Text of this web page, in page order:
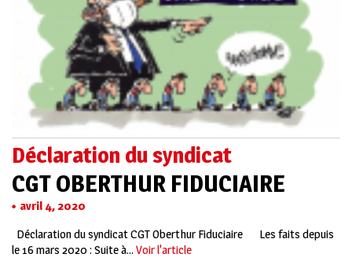
Déclaration du syndicat
CGT OBERTHUR FIDUCIAIRE
avril 4, 2020
Déclaration du syndicat CGT Oberthur Fiduciaire Les faits depuis
le 16 mars 2020 : Suite à... Voir l'article